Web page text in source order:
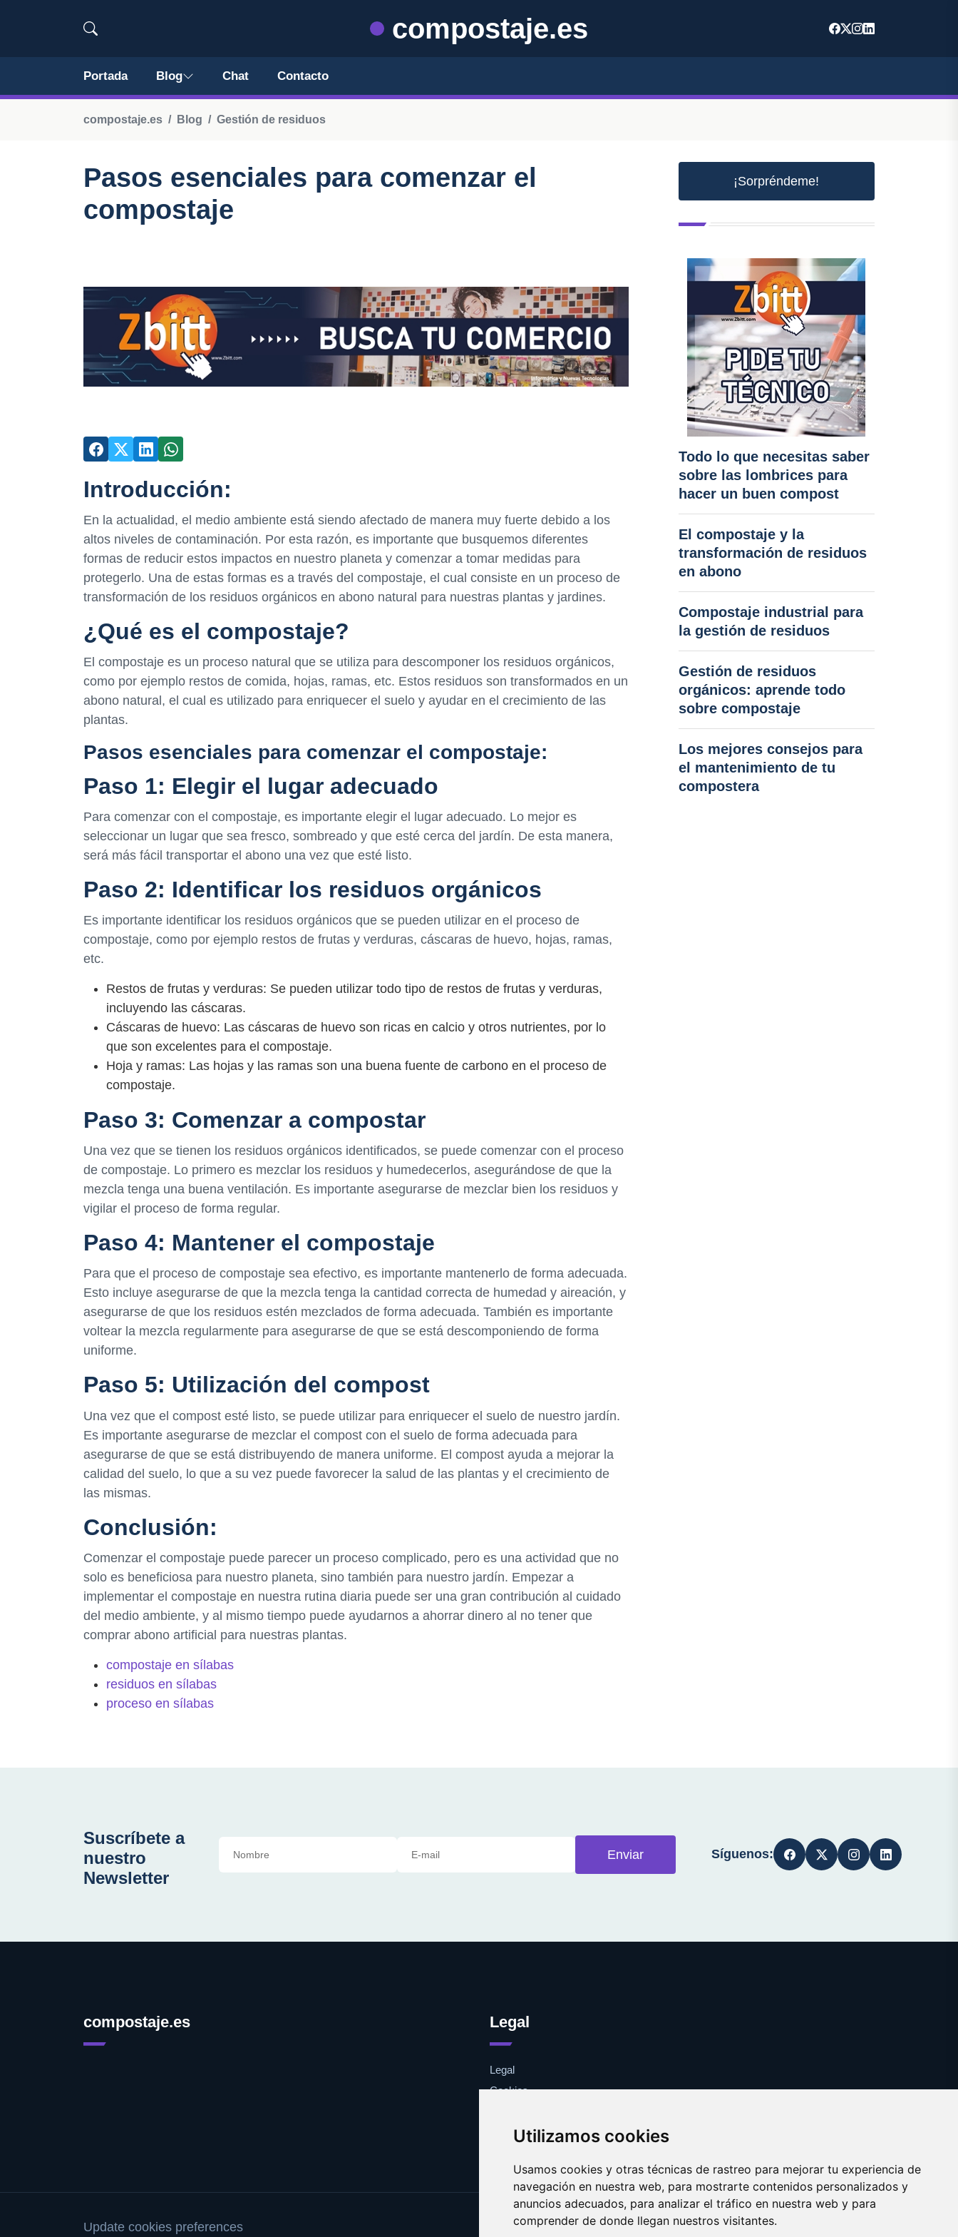
Utilizamos cookies
Usamos cookies y otras técnicas de rastreo para mejorar tu experiencia de
navegación en nuestra web, para mostrarte contenidos personalizados y
anuncios adecuados, para analizar el tráfico en nuestra web y para
comprender de donde llegan nuestros visitantes.
compostaje.es
Portada Blog Chat Contacto
compostaje.es Blog Gestión de residuos
Pasos esenciales para comenzar el
compostaje
Introducción:
En la actualidad, el medio ambiente está siendo afectado de manera muy fuerte debido a los
altos niveles de contaminación. Por esta razón, es importante que busquemos diferentes
formas de reducir estos impactos en nuestro planeta y comenzar a tomar medidas para
protegerlo. Una de estas formas es a través del compostaje, el cual consiste en un proceso de
transformación de los residuos orgánicos en abono natural para nuestras plantas y jardines.
¿Qué es el compostaje?
El compostaje es un proceso natural que se utiliza para descomponer los residuos orgánicos,
como por ejemplo restos de comida, hojas, ramas, etc. Estos residuos son transformados en un
abono natural, el cual es utilizado para enriquecer el suelo y ayudar en el crecimiento de las
plantas.
Pasos esenciales para comenzar el compostaje:
Paso 1: Elegir el lugar adecuado
Para comenzar con el compostaje, es importante elegir el lugar adecuado. Lo mejor es
seleccionar un lugar que sea fresco, sombreado y que esté cerca del jardín. De esta manera,
será más fácil transportar el abono una vez que esté listo.
Paso 2: Identificar los residuos orgánicos
Es importante identificar los residuos orgánicos que se pueden utilizar en el proceso de
compostaje, como por ejemplo restos de frutas y verduras, cáscaras de huevo, hojas, ramas,
etc.
Restos de frutas y verduras: Se pueden utilizar todo tipo de restos de frutas y verduras,
incluyendo las cáscaras.
Cáscaras de huevo: Las cáscaras de huevo son ricas en calcio y otros nutrientes, por lo
que son excelentes para el compostaje.
Hoja y ramas: Las hojas y las ramas son una buena fuente de carbono en el proceso de
compostaje.
Paso 3: Comenzar a compostar
Una vez que se tienen los residuos orgánicos identificados, se puede comenzar con el proceso
de compostaje. Lo primero es mezclar los residuos y humedecerlos, asegurándose de que la
mezcla tenga una buena ventilación. Es importante asegurarse de mezclar bien los residuos y
vigilar el proceso de forma regular.
Paso 4: Mantener el compostaje
Para que el proceso de compostaje sea efectivo, es importante mantenerlo de forma adecuada.
Esto incluye asegurarse de que la mezcla tenga la cantidad correcta de humedad y aireación, y
asegurarse de que los residuos estén mezclados de forma adecuada. También es importante
voltear la mezcla regularmente para asegurarse de que se está descomponiendo de forma
uniforme.
Paso 5: Utilización del compost
Una vez que el compost esté listo, se puede utilizar para enriquecer el suelo de nuestro jardín.
Es importante asegurarse de mezclar el compost con el suelo de forma adecuada para
asegurarse de que se está distribuyendo de manera uniforme. El compost ayuda a mejorar la
calidad del suelo, lo que a su vez puede favorecer la salud de las plantas y el crecimiento de
las mismas.
Conclusión:
Comenzar el compostaje puede parecer un proceso complicado, pero es una actividad que no
solo es beneficiosa para nuestro planeta, sino también para nuestro jardín. Empezar a
implementar el compostaje en nuestra rutina diaria puede ser una gran contribución al cuidado
del medio ambiente, y al mismo tiempo puede ayudarnos a ahorrar dinero al no tener que
comprar abono artificial para nuestras plantas.
compostaje en sílabas
residuos en sílabas
proceso en sílabas
¡Sorpréndeme!
Todo lo que necesitas saber
sobre las lombrices para
hacer un buen compost
El compostaje y la
transformación de residuos
en abono
Compostaje industrial para
la gestión de residuos
Gestión de residuos
orgánicos: aprende todo
sobre compostaje
Los mejores consejos para
el mantenimiento de tu
compostera
Suscríbete a
nuestro
Newsletter
Enviar Síguenos:
compostaje.es Legal
Legal
Cookies
Update cookies preferences Copyright © 2025